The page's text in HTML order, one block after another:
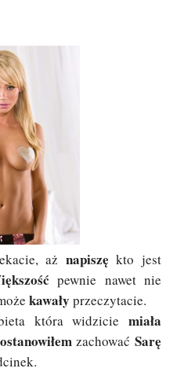
aż napiszę kto jest
pewnie nawet nie
kawały przeczytacie.
która widziciemiała
zachowaćSarę